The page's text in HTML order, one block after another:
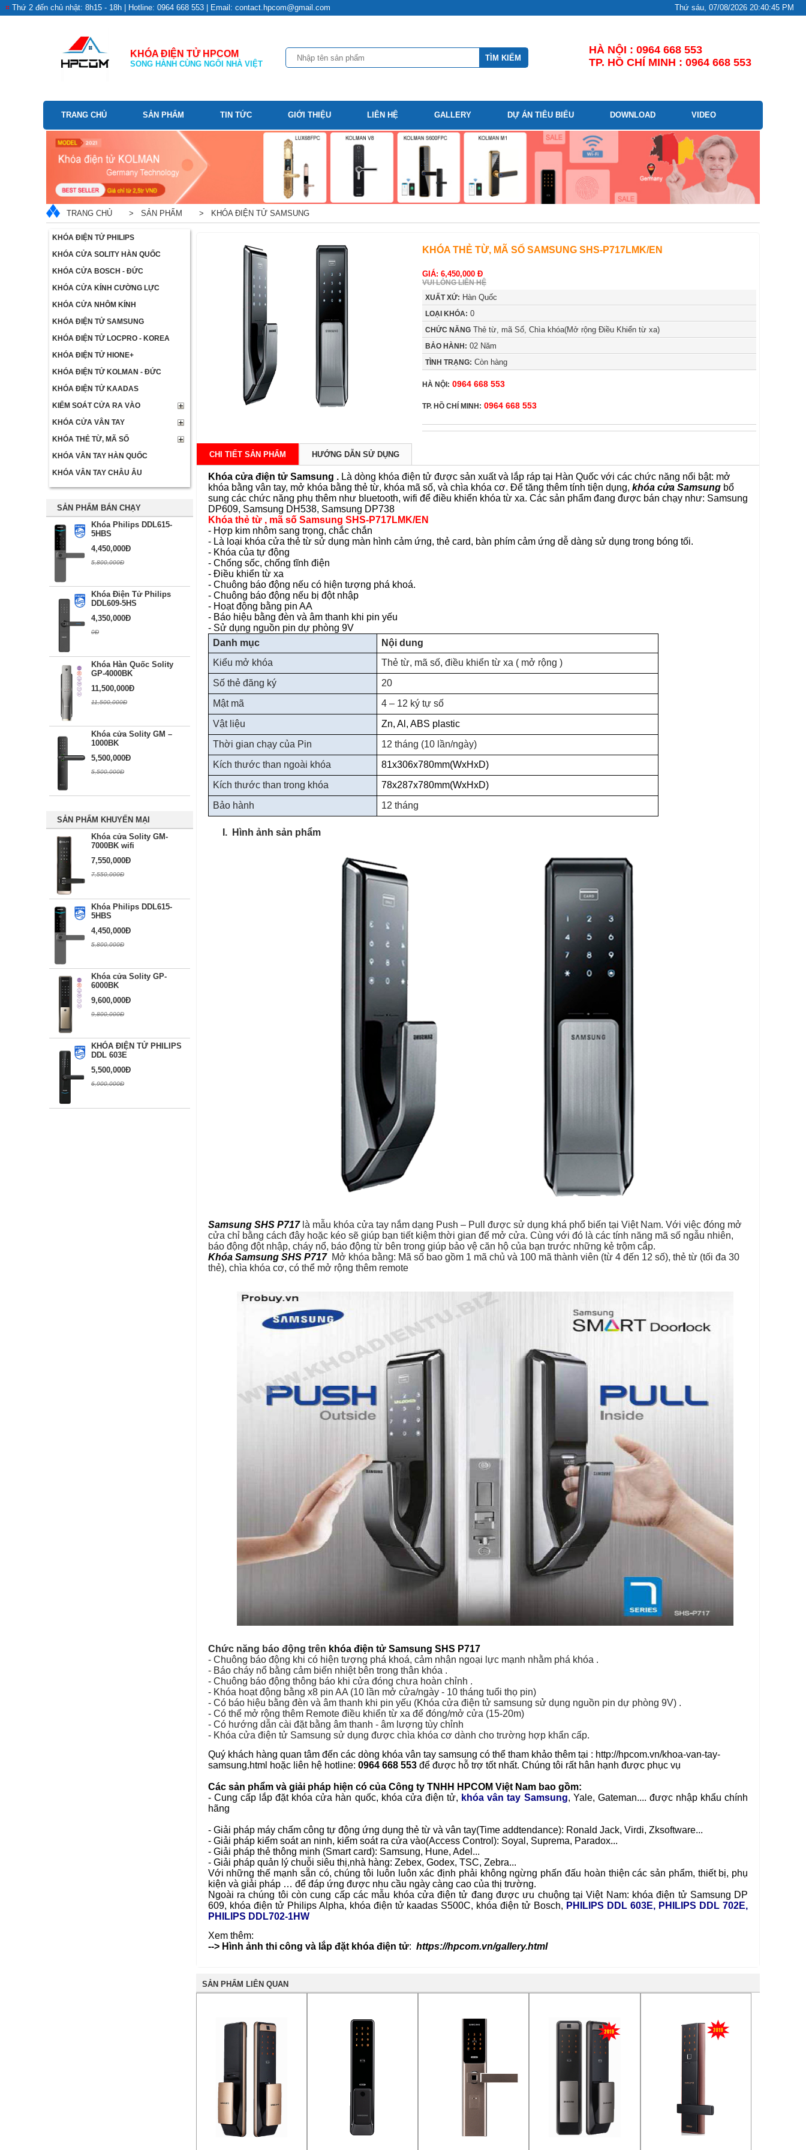
Thứ 2 đến chủ nhật: 8h15 - 18h | Hotline: 0964 668 553 | Email: contact.hpcom@gmail.com Thứ sáu, 07/08/2026 20:40:46 PM
KHÓA ĐIỆN TỬ HPCOM
SONG HÀNH CÙNG NGÔI NHÀ VIỆT
HÀ NỘI : 0964 668 553
TP. HỒ CHÍ MINH : 0964 668 553
TRANG CHỦ SẢN PHẨM TIN TỨC GIỚI THIỆU LIÊN HỆ GALLERY DỰ ÁN TIÊU BIỂU DOWNLOAD VIDEO
TRANG CHỦ > SẢN PHẨM > KHÓA ĐIỆN TỬ SAMSUNG
KHÓA ĐIỆN TỬ PHILIPS
KHÓA CỬA SOLITY HÀN QUỐC
KHÓA CỬA BOSCH - ĐỨC
KHÓA CỬA KÍNH CƯỜNG LỰC
KHÓA CỬA NHÔM KÍNH
KHÓA ĐIỆN TỬ SAMSUNG
KHÓA ĐIỆN TỬ LOCPRO - KOREA
KHÓA ĐIỆN TỬ HIONE+
KHÓA ĐIỆN TỬ KOLMAN - ĐỨC
KHÓA ĐIỆN TỬ KAADAS
KIỂM SOÁT CỬA RA VÀO
KHÓA CỬA VÂN TAY
KHÓA THẺ TỪ, MÃ SỐ
KHÓA VÂN TAY HÀN QUỐC
KHÓA VÂN TAY CHÂU ÂU
SẢN PHẨM BÁN CHẠY
Khóa Philips DDL615-
5HBS
4,450,000Đ
5,800,000Đ
Khóa Điện Tử Philips
DDL609-5HS
4,350,000Đ
0Đ
Khóa Hàn Quốc Solity
GP-4000BK
11,500,000Đ
11,500,000Đ
Khóa cửa Solity GM –
1000BK
5,500,000Đ
5,500,000Đ
SẢN PHẨM KHUYẾN MẠI
Khóa cửa Solity GM-
7000BK wifi
7,550,000Đ
7,550,000Đ
Khóa Philips DDL615-
5HBS
4,450,000Đ
5,800,000Đ
Khóa cửa Solity GP-
6000BK
9,600,000Đ
9,800,000Đ
KHÓA ĐIỆN TỬ PHILIPS
DDL 603E
5,500,000Đ
6,900,000Đ
KHÓA THẺ TỪ, MÃ SỐ SAMSUNG SHS-P717LMK/EN
GIÁ: 6,450,000 Đ
VUI LÒNG LIÊN HỆ
XUẤT XỨ: Hàn Quốc
LOẠI KHÓA: 0
CHỨC NĂNG Thẻ từ, mã Số, Chìa khóa(Mở rộng Điều Khiển từ xa)
BẢO HÀNH: 02 Năm
TÌNH TRẠNG: Còn hàng
HÀ NỘI: 0964 668 553
TP. HỒ CHÍ MINH: 0964 668 553
CHI TIẾT SẢN PHẨM HƯỚNG DẪN SỬ DỤNG
Khóa cửa điện tử Samsung . Là dòng khóa điện tửđược sản xuất và lắp ráp tại Hàn Quốc với các chức năng nổi bật: mở
khóa bằng vân tay, mở khóa bằng thẻ từ, khóa mã số, và chìa khóa cơ. Để tăng thêm tính tiện dụng, khóa cửa Samsung bổ
sung các chức năng phụ thêm như bluetooth, wifi để điều khiển khóa từ xa. Các sản phẩm đang được bán chạy như: Samsung
DP609, Samsung DH538, Samsung DP738
Khóa thẻ từ, mã số Samsung SHS-P717LMK/EN
- Hợp kim nhôm sang trọng, chắc chắn
- Là loại khóa cửa thẻ từsử dụng màn hình cảm ứng, thẻ card, bàn phím cảm ứng dễ dàng sử dụng trong bóng tối.
- Khóa của tự động
- Chống sốc, chống tĩnh điện
- Điều khiển từ xa
- Chuông báo động nếu có hiện tượng phá khoá.
- Chuông báo động nếu bị đột nhập
- Hoạt động bằng pin AA
- Báo hiệu bằng đèn và âm thanh khi pin yếu
- Sử dụng nguồn pin dự phòng 9V
Danh mục
Nội dung
Kiểu mở khóa
Thẻ từ, mã số, điều khiển từ xa ( mở rộng )
Số thẻđăng ký
20
Mật mã
4 – 12 ký tự số
Vật liệu
Zn, Al, ABS plastic
Thời gian chạy của Pin
12 tháng (10 lần/ngày)
Kích thước than ngoài khóa
81x306x780mm(WxHxD)
Kích thước than trong khóa
78x287x780mm(WxHxD)
Bảo hành
12 tháng
I. Hình ảnh sản phẩm
Samsung SHS P717là mẫu khóa cửa tay nắm dạng Push – Pull được sử dụng khá phổ biến tại Việt Nam. Với việc đóng mở
cửa chỉ bằng cách đây hoặc kéo sẽ giúp bạn tiết kiệm thời gian để mở cửa. Cùng với đó là các tính năng mã số ngẫu nhiên,
báo động đột nhập, cháy nổ, báo động từ bên trong giúp bảo vệ căn hộ của bạn trước những kẻ trộm cắp.
Khóa Samsung SHS P717
Mở khóa bằng: Mã số bao gồm 1 mã chủ và 100 mã thành viên (từ 4 đến 12 số), thẻ từ (tối đa 30
thẻ), chìa khóa cơ, có thể mở rộng thêm remote
Chức năng báo động trên khóa điện tử Samsung SHS P717
- Chuông báo động khi có hiện tượng phá khoá, cảm nhận ngoại lực mạnh nhằm phá khóa .
- Báo cháy nổ bằng cảm biến nhiệt bên trong thân khóa .
- Chuông báo động thông báo khi cửa đóng chưa hoàn chỉnh .
- Khóa hoạt động bằng x8 pin AA (10 lần mở cửa/ngày - 10 tháng tuổi thọ pin)
- Có báo hiệu bằng đèn và âm thanh khi pin yếu (Khóa cửa điện tử samsung sử dụng nguồn pin dự phòng 9V) .
- Có thể mở rộng thêm Remote điều khiển từ xa để đóng/mở cửa (15-20m)
- Có hướng dẫn cài đặt bằng âm thanh - âm lượng tùy chỉnh
- Khóa cửa điện tử Samsung sử dụng được chìa khóa cơ dành cho trường hợp khẩn cấp.
Quý khách hàng quan tâm đến các dòng khóa vân tay samsung có thể tham khảo thêm tại : http://hpcom.vn/khoa-van-tay-
samsung.html hoặc liên hệ hotline: 0964 668 553 để được hỗ trợ tốt nhất. Chúng tôi rất hân hạnh được phục vụ
Các sản phẩm và giải pháp hiện có của Công ty TNHH HPCOM Việt Nam bao gồm:
- Cung cấp lắp đặt khóa cửa hàn quốc, khóa cửa điện tử, khóa vân tay Samsung, Yale, Gateman.... được nhập khẩu chính
hãng
- Giải pháp máy chấm công tự động ứng dụng thẻ từ và vân tay(Time addtendance): Ronald Jack, Virdi, Zksoftware...
- Giải pháp kiểm soát an ninh, kiểm soát ra cửa vào(Access Control): Soyal, Suprema, Paradox...
- Giải pháp thẻ thông minh (Smart card): Samsung, Hune, Adel...
- Giải pháp quản lý chuỗi siêu thị,nhà hàng: Zebex, Godex, TSC, Zebra...
Với những thế mạnh sẵn có, chúng tôi luôn luôn xác định phải không ngừng phấn đấu hoàn thiện các sản phẩm, thiết bị, phụ
kiện và giải pháp … để đáp ứng được nhu cầu ngày càng cao của thị trường.
Ngoài ra chúng tôi còn cung cấp các mẫu khóa cửa điện tử đang được ưu chuộng tại Việt Nam: khóa điện tử Samsung DP
609, khóa điện tử Philips Alpha, khóa điện tử kaadas S500C, khóa điện tử Bosch, PHILIPS DDL 603E, PHILIPS DDL 702E,
PHILIPS DDL702-1HW
Xem thêm:
--> Hình ảnh thi công và lắp đặt khóa điện tử: https://hpcom.vn/gallery.html
SẢN PHẨM LIÊN QUAN